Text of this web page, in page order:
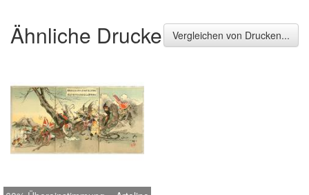
Ähnliche Drucke Vergleichen von Drucken...